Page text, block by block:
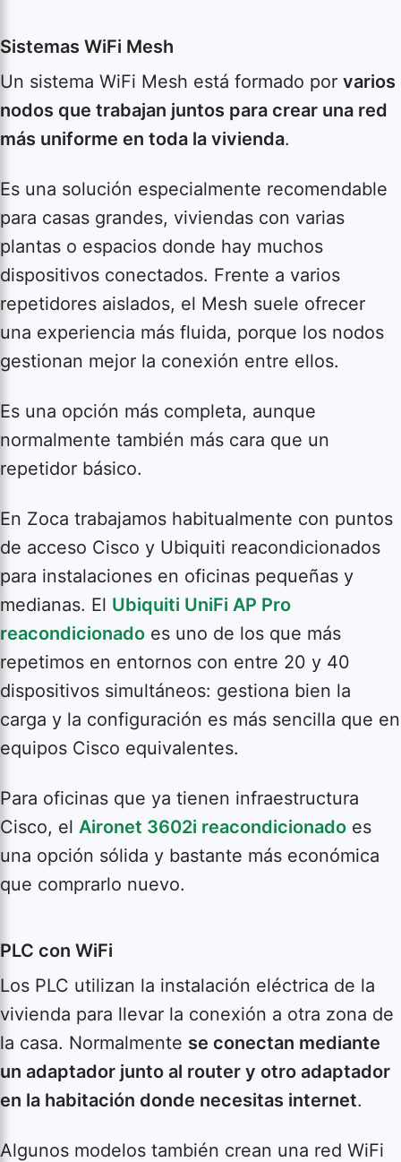
Sistemas WiFi Mesh
Un sistema WiFi Mesh está formado por varios
nodos que trabajan juntos para crear una red
más uniforme en toda la vivienda.
Es una solución especialmente recomendable
para casas grandes, viviendas con varias
plantas o espacios donde hay muchos
dispositivos conectados. Frente a varios
repetidores aislados, el Mesh suele ofrecer
una experiencia más fluida, porque los nodos
gestionan mejor la conexión entre ellos.
Es una opción más completa, aunque
normalmente también más cara que un
repetidor básico.
En Zoca trabajamos habitualmente con puntos
de acceso Cisco y Ubiquiti reacondicionados
para instalaciones en oficinas pequeñas y
medianas. El Ubiquiti UniFi AP Pro
reacondicionado es uno de los que más
repetimos en entornos con entre 20 y 40
dispositivos simultáneos: gestiona bien la
carga y la configuración es más sencilla que en
equipos Cisco equivalentes.
Para oficinas que ya tienen infraestructura
Cisco, el Aironet 3602i reacondicionado es
una opción sólida y bastante más económica
que comprarlo nuevo.
PLC con WiFi
Los PLC utilizan la instalación eléctrica de la
vivienda para llevar la conexión a otra zona de
la casa. Normalmente se conectan mediante
un adaptador junto al router y otro adaptador
en la habitación donde necesitas internet.
Algunos modelos también crean una red WiFi